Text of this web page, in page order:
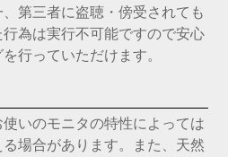
第三者に盗聴・傍受されても
為は実行不可能ですので安心
行っていただけます。
いのモニタの特性によっては
場合があります。また、天然